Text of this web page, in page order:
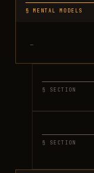
§ MENTAL MODELS
—
§ SECTION
§ SECTION